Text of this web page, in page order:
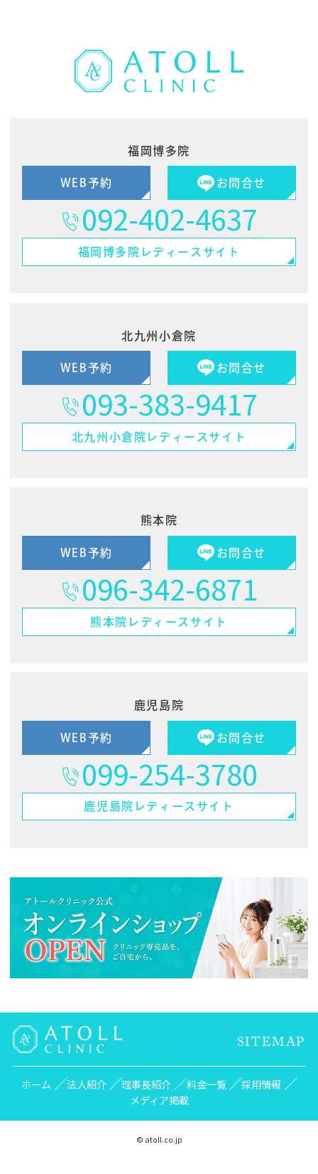
福岡博多院
WEB予約 お問合せ
092-402-4637
福岡博多院 レディースサイト
北九州小倉院
WEB予約 お問合せ
093-383-9417
北九州小倉院 レディースサイト
熊本院
WEB予約 お問合せ
096-342-6871
熊本院 レディースサイト
鹿児島院
WEB予約 お問合せ
099-254-3780
鹿児島院 レディースサイト
SITEMAP
ホーム 法人紹介 理事長紹介 料金一覧
採用情報
メディア掲載
© atoll.co.jp